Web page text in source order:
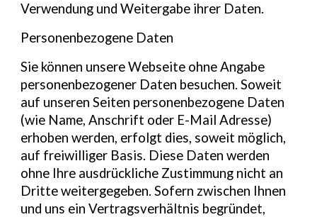
Verwendung und Weitergabe ihrer Daten.
Personenbezogene Daten
Sie können unsere Webseite ohne Angabe
personenbezogener Daten besuchen. Soweit
auf unseren Seiten personenbezogene Daten
(wie Name, Anschrift oder E-Mail Adresse)
erhoben werden, erfolgt dies, soweit möglich,
auf freiwilliger Basis. Diese Daten werden
ohne Ihre ausdrückliche Zustimmung nicht an
Dritte weitergegeben. Sofern zwischen Ihnen
und uns ein Vertragsverhältnis begründet,